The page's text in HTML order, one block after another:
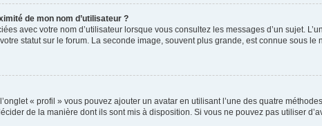
de mon nom d’utilisateur ?
avec votre nom d’utilisateur lorsque vous consultez les messages d’un sujet.
statut sur le forum. La seconde image, souvent plus grande, est connue sous le
« profil » vous pouvez ajouter un avatar en utilisant l’une des quatre
de la manière dont ils sont mis à disposition. Si vous ne pouvez pas utiliser